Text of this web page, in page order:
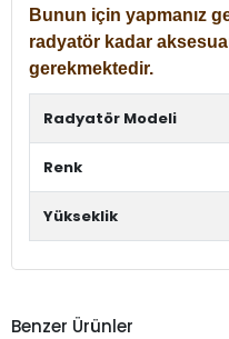
Bunun için yapmanız
radyatör kadar aksesuar
gerekmektedir.
Radyatör Modeli
Renk
Yükseklik
Benzer Ürünler